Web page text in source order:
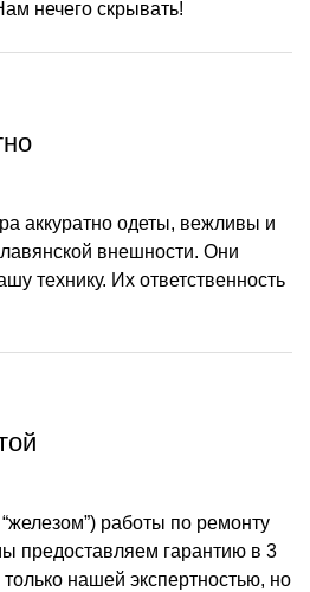
нечего скрывать!
аккуратно одеты, вежливы и
внешности. Они
технику. Их ответственность
работы по ремонту
предоставляем гарантию в 3
нашей экспертностью, но